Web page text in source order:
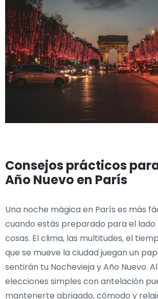
Consejos prácticos
Año Nuevo en París
Una noche mágica en París es más
cuando estás preparado para el
cosas. El clima, las multitudes, el
que se mueve la ciudad juegan un
sentirán tu Nochevieja y Año Nuevo.
elecciones simples con antelación
mantenerte abrigado, cómodo y